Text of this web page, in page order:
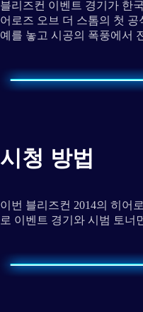
블리즈컨 이벤트 경기가 한
어로즈 오브 더 스톰의 첫
예를 놓고 시공의 폭풍에서
시청 방법
이번 블리즈컨 2014의 히어
로 이벤트 경기와 시범 토너